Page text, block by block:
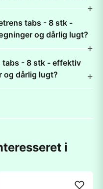
tabs - 8 stk -
og dårlig lugt?
tabs - 8 stk - effektiv
dårlig lugt?
i